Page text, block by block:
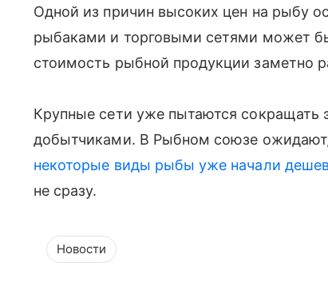
Одной из причин высоких цен на рыбу
рыбаками и торговыми сетями может
стоимость рыбной продукции заметно
Крупные сети уже пытаются сокращать
добытчиками. В Рыбном союзе ожидают,
некоторые виды рыбы уже начали
не сразу.
Новости